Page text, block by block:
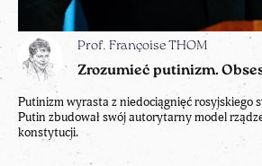
Prof. Françoise THOM
Zrozumieć putinizm.
Putinizm wyrasta z niedociągnięć rosyjskiego
Putin zbudował swój autorytarny model
konstytucji.